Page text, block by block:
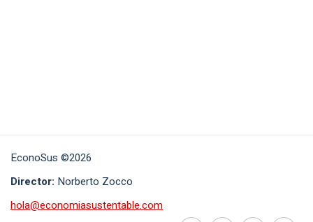
EconoSus ©2026
Director: Norberto Zocco
hola@economiasustentable.com